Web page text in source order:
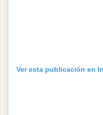
Ver esta publicación en